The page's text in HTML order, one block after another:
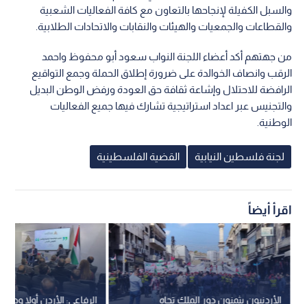
والسبل الكفيلة لإنجاحها بالتعاون مع كافة الفعاليات الشعبية
والقطاعات والجمعيات والهيئات والنقابات والاتحادات الطلابية.
من جهتهم أكد أعضاء اللجنة النواب سعود أبو محفوظ واحمد
الرقب وانصاف الخوالدة على ضرورة إطلاق الحملة وجمع التواقيع
الرافضة للاحتلال وإشاعة ثقافة حق العودة ورفض الوطن البديل
والتجنيس عبر اعداد استراتيجية تشارك فيها جميع الفعاليات
الوطنية.
لجنة فلسطين النيابية القضية الفلسطينية
اقرأ أيضاً
الرفاعي: الأردن أولا الأردنيون يثمنون دور الملك تجاه